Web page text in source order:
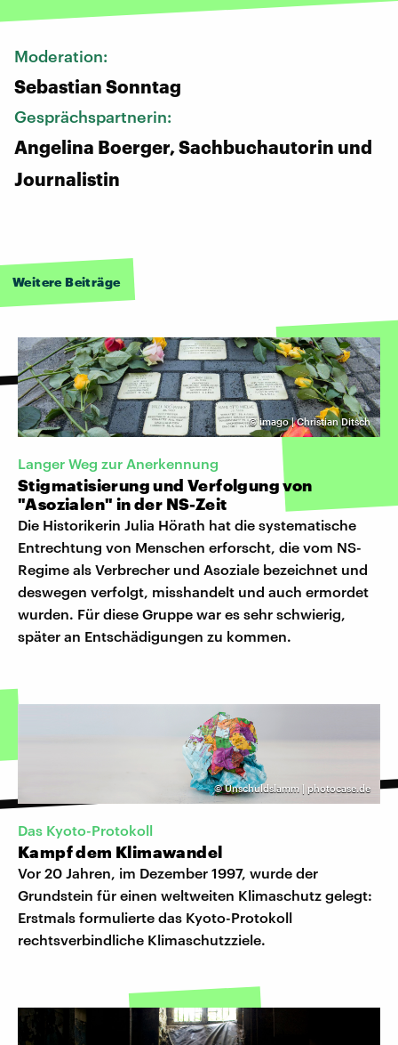
Moderation:
Sebastian Sonntag
Gesprächspartnerin:
Angelina Boerger, Sachbuchautorin und
Journalistin
Weitere Beiträge
©imago | Christian Ditsch
Langer Weg zur Anerkennung
Stigmatisierung und Verfolgung von
"Asozialen" in der NS-Zeit
Die Historikerin Julia Hörath hat die systematische
Entrechtung von Menschen erforscht, die vom NS-
Regime als Verbrecher und Asoziale bezeichnet und
deswegen verfolgt, misshandelt und auch ermordet
wurden. Für diese Gruppe war es sehr schwierig,
später an Entschädigungen zu kommen.
©Unschuldslamm | photocase.de
Das Kyoto-Protokoll
Kampf dem Klimawandel
Vor 20 Jahren, im Dezember 1997, wurde der
Grundstein für einen weltweiten Klimaschutz gelegt:
Erstmals formulierte das Kyoto-Protokoll
rechtsverbindliche Klimaschutzziele.